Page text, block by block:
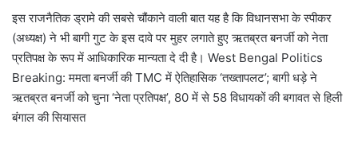
इस राजनैतिक ड्रामे की सबसे चौंकाने वाली बात यह है कि विधानसभा के स्पीकर
(अध्यक्ष) ने भी बागी गुट के इस दावे पर मुहर लगाते हुए ऋतब्रत बनर्जी को नेता
प्रतिपक्ष के रूप में आधिकारिक मान्यता दे दी है। West Bengal Politics
Breaking: ममता बनर्जी की TMC में ऐतिहासिक ‘तख्तापलट’; बागी धड़े ने
ऋतब्रत बनर्जी को चुना ‘नेता प्रतिपक्ष’, 80 में से 58 विधायकों की बगावत से हिली
बंगाल की सियासत